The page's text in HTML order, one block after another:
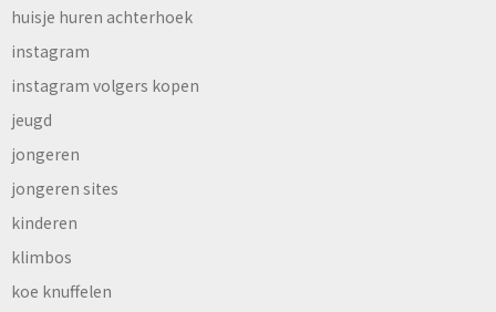
huisje huren achterhoek
instagram
instagram volgers kopen
jeugd
jongeren
jongeren sites
kinderen
klimbos
koe knuffelen